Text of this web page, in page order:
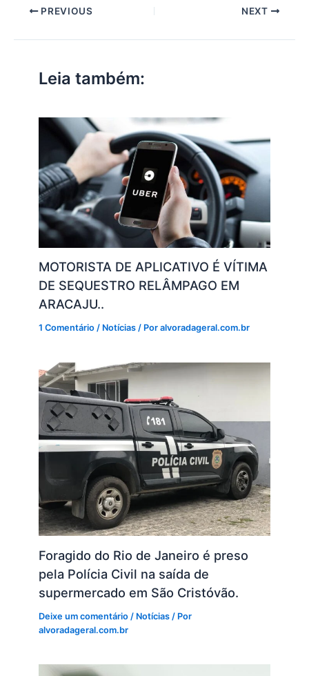
s
A
p
p
e
b
o
o
k
e
dI a Li
e
PREVIOUS NEXT
Leia também:
MOTORISTA DE APLICATIVO É VÍTIMA
DE SEQUESTRO RELÂMPAGO EM
ARACAJU..
1 Comentário / Notícias / Poralvoradageral.com.br
Foragido do Rio de Janeiro é preso
pela Polícia Civil na saída de
supermercado em São Cristóvão.
Deixe um comentário / Notícias / Por
alvoradageral.com.br